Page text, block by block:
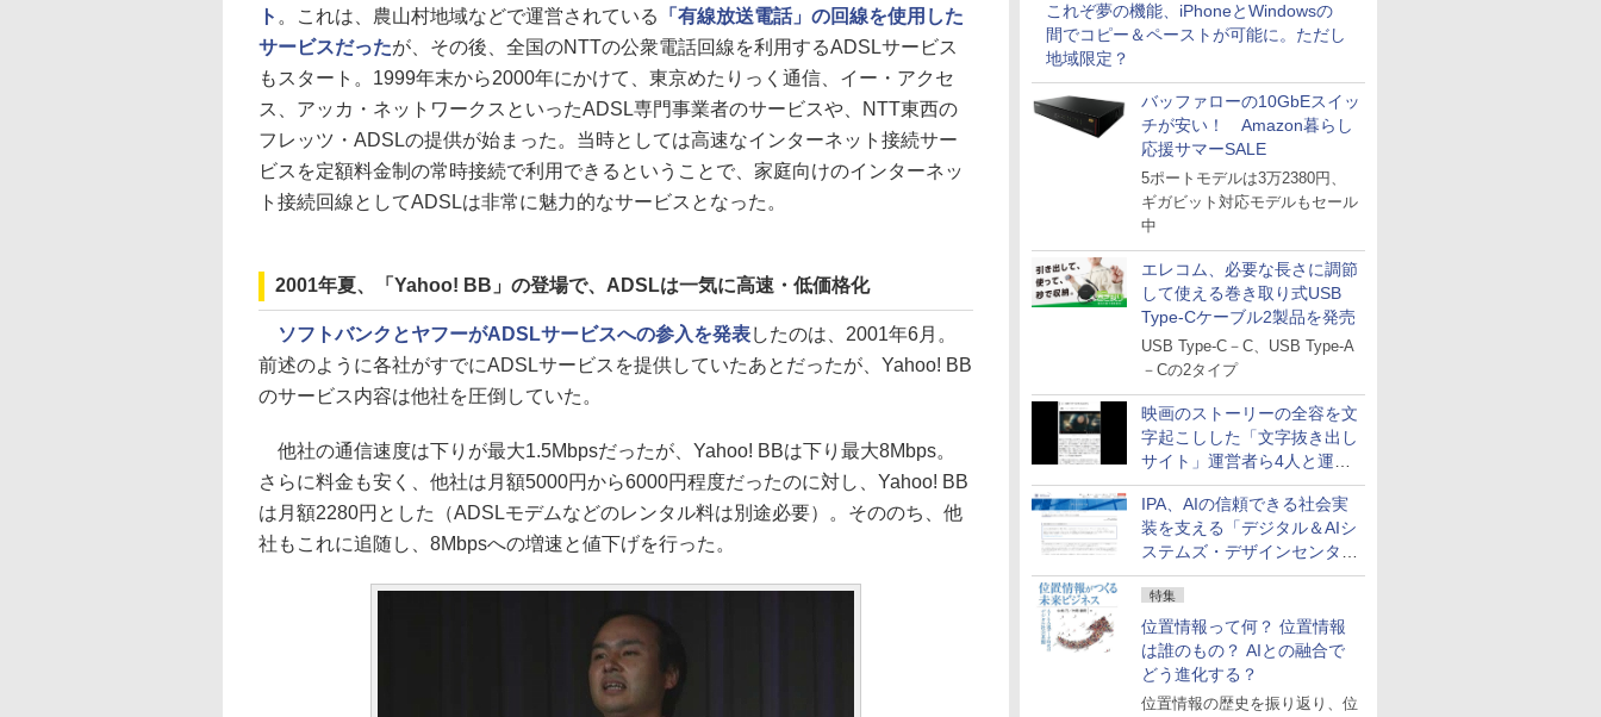
これぞ夢の機能、iPhoneとWindowsの
間でコピー＆ペーストが可能に。ただし
地域限定？
バッファローの10GbEスイッ
チが安い！ Amazon暮らし
応援サマーSALE
5ポートモデルは3万2380円、
ギガビット対応モデルもセール
中
エレコム、必要な長さに調節
して使える巻き取り式USB
Type-Cケーブル2製品を発売
USB Type-C－C、USB Type-A
－Cの2タイプ
映画のストーリーの全容を文
字起こしした「文字抜き出し
サイト」運営者ら4人と運営
法人に有罪判決
IPA、AIの信頼できる社会実
装を支える「デジタル＆AIシ
ステムズ・デザインセンタ
ー」新設
特集
位置情報って何？ 位置情報
は誰のもの？ AIとの融合で
どう進化する？
位置情報の歴史を振り返り、位
ト 。これは、農山村地域などで運営されている
「有線放送電話」の回線を使用した
サービスだったが、その後、全国のNTTの公衆電話回線を利用するADSLサービス
もスタート。1999年末から2000年にかけて、東京めたりっく通信、イー・アクセ
ス、アッカ・ネットワークスといったADSL専門事業者のサービスや、NTT東西の
フレッツ・ADSLの提供が始まった。当時としては高速なインターネット接続サー
ビスを定額料金制の常時接続で利用できるということで、家庭向けのインターネッ
ト接続回線としてADSLは非常に魅力的なサービスとなった。
2001年夏、「Yahoo! BB」の登場で、ADSLは一気に高速・低価格化
ソフトバンクとヤフーがADSLサービスへの参入を発表したのは、2001年6月。
前述のように各社がすでにADSLサービスを提供していたあとだったが、Yahoo! BB
のサービス内容は他社を圧倒していた。
他社の通信速度は下りが最大1.5Mbpsだったが、Yahoo! BBは下り最大8Mbps。
さらに料金も安く、他社は月額5000円から6000円程度だったのに対し、Yahoo! BB
は月額2280円とした（ADSLモデムなどのレンタル料は別途必要）。そののち、他
社もこれに追随し、8Mbpsへの増速と値下げを行った。